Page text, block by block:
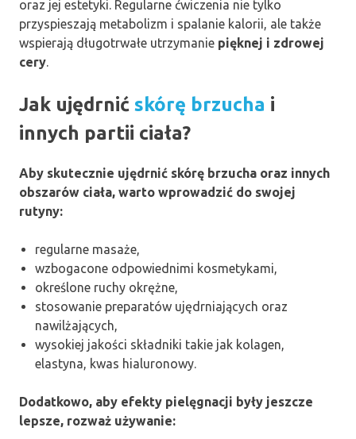
oraz jej estetyki. Regularne ćwiczenia nie tylko
przyspieszają metabolizm i spalanie kalorii, ale także
wspierają długotrwałe utrzymanie pięknej i zdrowej
cery.
Jak ujędrnić skórę brzucha i
innych partii ciała?
Aby skutecznie ujędrnić skórę brzucha oraz innych
obszarów ciała, warto wprowadzić do swojej
rutyny:
regularne masaże,
wzbogacone odpowiednimi kosmetykami,
określone ruchy okrężne,
stosowanie preparatów ujędrniających oraz
nawilżających,
wysokiej jakości składniki takie jak kolagen,
elastyna, kwas hialuronowy.
Dodatkowo, aby efekty pielęgnacji były jeszcze
lepsze, rozważ używanie: